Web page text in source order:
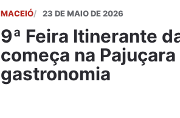
MACEIÓ 23 DE MAIO DE 2026
9ª Feira Itinerante
começa na
gastronomia